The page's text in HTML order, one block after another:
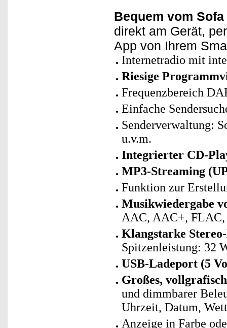
Bequem vom
direkt am Gerät,
App von Ihrem
Internetradio mit
Riesige
Frequenzbereich
Einfache
Senderverwaltung:
u.v.m.
Integrierter CD-
MP3-Streaming
Funktion zur
Musikwiedergabe
AAC, AAC+, FLAC,
Klangstarke
Spitzenleistung: 32
USB-Ladeport (5
Großes,
und dimmbarer
Uhrzeit, Datum,
Anzeige in Farbe